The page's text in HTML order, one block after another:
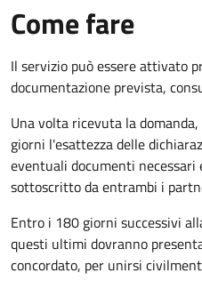
Come fare
Il servizio può essere attivato
documentazione prevista,
Una volta ricevuta la
giorni l'esattezza delle
eventuali documenti necessari
sottoscritto da entrambi i
Entro i 180 giorni successivi
questi ultimi dovranno
concordato, per unirsi